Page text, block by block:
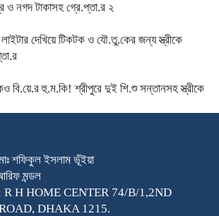
ও নগদ টাকাসহ গ্রে.প্তা.র ২
দেখিয়ে টিকটক ও যৌ.তু.কের জন্য স্ত্রীকে
বি.য়ে.র হু.ম.কি! শ্রীপুরে দুই শি.শু সন্তানসহ স্ত্রীকে
শফিকুল ইসলাম ভূঁইয়া
মন্ডল
H HOME CENTER 74/B/1,2ND
DHAKA 1215.